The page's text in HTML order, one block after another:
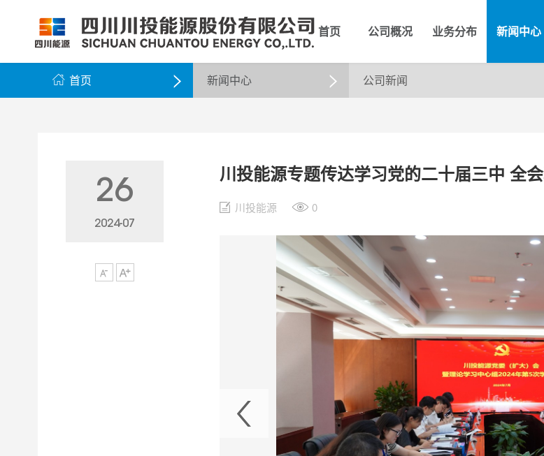
首页 公司概况 业务分布 新闻中心
公司简介 组织架构 领导团队 企业荣誉
公司新闻 企业动态 公示公告
公司资料 股票信息 最新公告 公司邮箱
党群工作 纪检监察
 首页  新闻中心  公司新闻
26
2024-07
川投能源专题传达学习党的二十届三中 全
川投能源 0